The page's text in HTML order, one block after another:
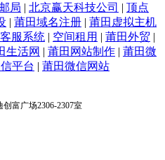
局 | 北京赢天科技公司 | 顶点
| 莆田域名注册 | 莆田虚拟主机
服系统 | 空间租用 | 莆田外贸 |
生活网 | 莆田网站制作 | 莆田微
平台 | 莆田微信网站
富广场2306-2307室